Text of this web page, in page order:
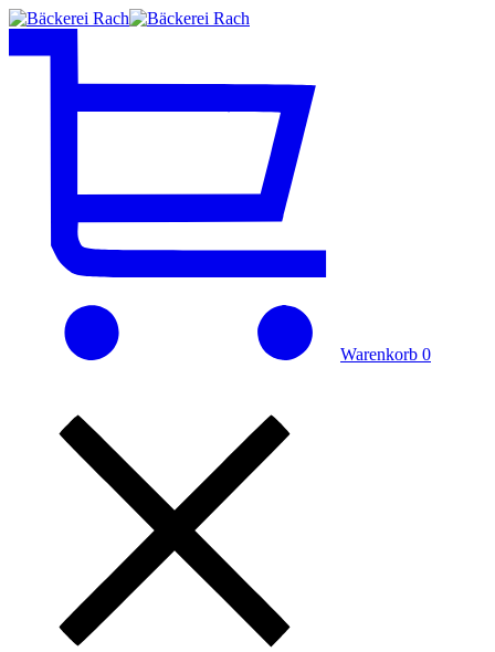
Warenkorb 0